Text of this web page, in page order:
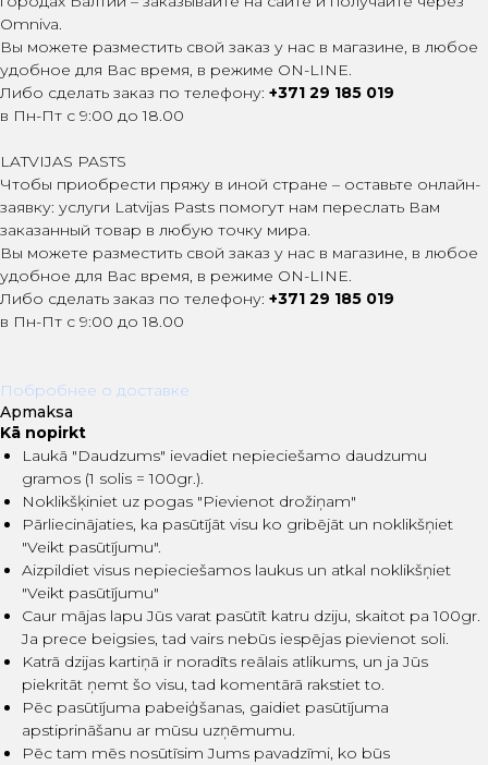
Omniva.
Вы можете разместить свой заказ у нас в магазине, в любое
удобное для Вас время, в режиме ON-LINE.
Либо сделать заказ по телефону: +371 29 185 019
в Пн-Пт с 9:00 до 18.00
LATVIJAS PASTS
Чтобы приобрести пряжу в иной стране – оставьте онлайн-
заявку: услуги Latvijas Pasts помогут нам переслать Вам
заказанный товар в любую точку мира.
Вы можете разместить свой заказ у нас в магазине, в любое
удобное для Вас время, в режиме ON-LINE.
Либо сделать заказ по телефону: +371 29 185 019
в Пн-Пт с 9:00 до 18.00
Побробнее о доставке
Apmaksa
Kā nopirkt
Laukā "Daudzums" ievadiet nepieciešamo daudzumu
gramos (1 solis = 100gr.).
Noklikšķiniet uz pogas "Pievienot drožiņam"
Pārliecinājaties, ka pasūtījāt visu ko gribējāt un noklikšņiet
"Veikt pasūtījumu".
Aizpildiet visus nepieciešamos laukus un atkal noklikšņiet
"Veikt pasūtījumu"
Caur mājas lapu Jūs varat pasūtīt katru dziju, skaitot pa 100gr.
Ja prece beigsies, tad vairs nebūs iespējas pievienot soli.
Katrā dzijas kartiņā ir noradīts reālais atlikums, un ja Jūs
piekritāt ņemt šo visu, tad komentārā rakstiet to.
Pēc pasūtījuma pabeiģšanas, gaidiet pasūtījuma
apstiprināšanu ar mūsu uzņēmumu.
Pēc tam mēs nosūtīsim Jums pavadzīmi, ko būs